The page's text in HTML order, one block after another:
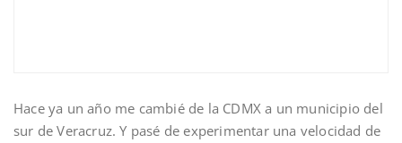
Hace ya un año me cambié de la CDMX a un municipio del
sur de Veracruz. Y pasé de experimentar una velocidad de